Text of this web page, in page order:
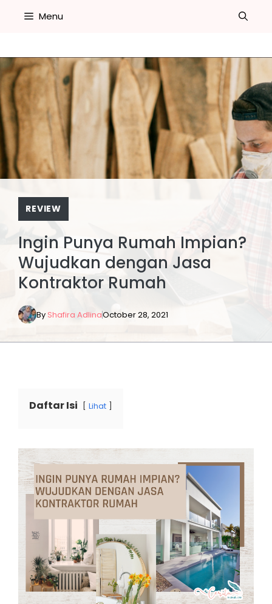
Menu
REVIEW
Ingin Punya Rumah Impian?
Wujudkan dengan Jasa
Kontraktor Rumah
By Shafira AdlinaOctober 28, 2021
Daftar Isi Lihat